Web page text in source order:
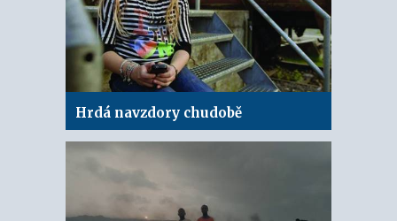
Hrdá navzdory chudobě